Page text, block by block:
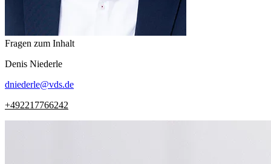
Fragen zum Inhalt
Denis Niederle
dniederle@vds.de
+492217766242